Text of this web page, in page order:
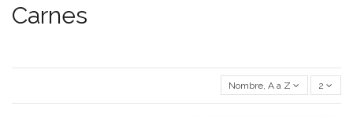
Carnes
Nombre, A a Z 2